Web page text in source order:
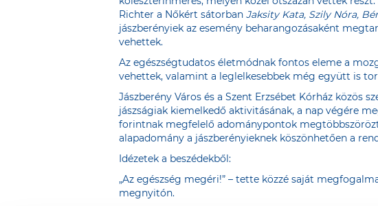
Richter a Nőkért sátorban Jaksity Kata, Szily Nóra,
jászberényiek az esemény beharangozásaként
vehettek.
Az egészségtudatos életmódnak fontos eleme a
vehettek, valamint a leglelkesebbek még együtt is
Jászberény Város és a Szent Erzsébet Kórház közös
jászságiak kiemelkedő aktivitásának, a nap végére
forintnak megfelelő adománypontok
alapadomány a jászberényieknek köszönhetően a
Idézetek a beszédekből:
„Az egészség megéri!” – tette közzé saját
megnyitón.